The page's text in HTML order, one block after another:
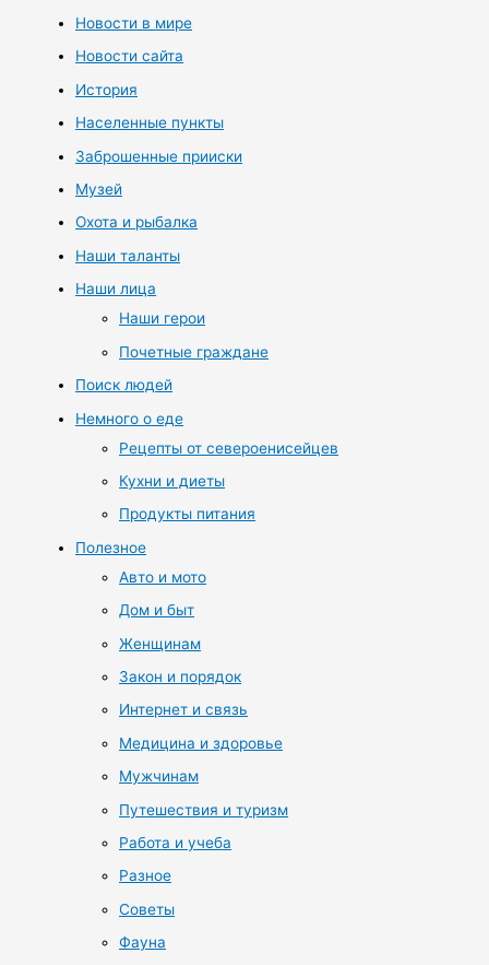
Новости в мире
Новости сайта
История
Населенные пункты
Заброшенные прииски
Музей
Охота и рыбалка
Наши таланты
Наши лица
Наши герои
Почетные граждане
Поиск людей
Немного о еде
Рецепты от североенисейцев
Кухни и диеты
Продукты питания
Полезное
Авто и мото
Дом и быт
Женщинам
Закон и порядок
Интернет и связь
Медицина и здоровье
Мужчинам
Путешествия и туризм
Работа и учеба
Разное
Советы
Фауна